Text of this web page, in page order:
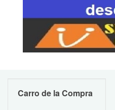
Carro de la Compra